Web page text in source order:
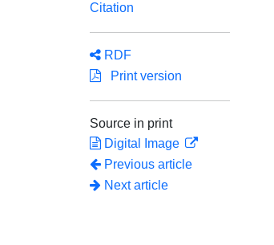
Citation
RDF
Print version
Source in print
Digital Image
Previous article
Next article